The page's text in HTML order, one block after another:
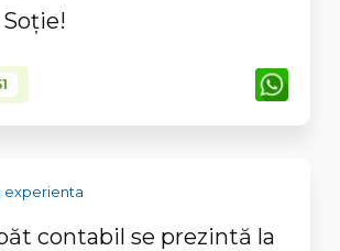
experienta
contabil se prezintă la